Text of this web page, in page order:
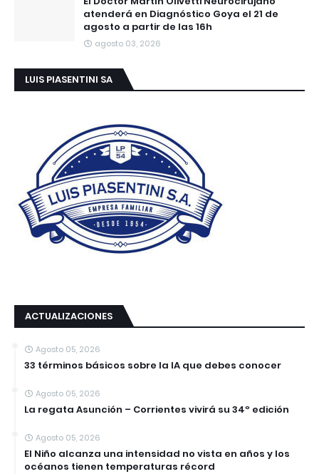
atenderá en Diagnóstico Goya el 21 de
agosto a partir de las 16h
agosto 03, 2026
LUIS PIASENTINI SA
ACTUALIZACIONES
Agosto 05, 2026
33 términos básicos sobre la IA que debes conocer
Agosto 05, 2026
La regata Asunción – Corrientes vivirá su 34º edición
Agosto 05, 2026
El Niño alcanza una intensidad no vista en años y los
océanos tienen temperaturas récord